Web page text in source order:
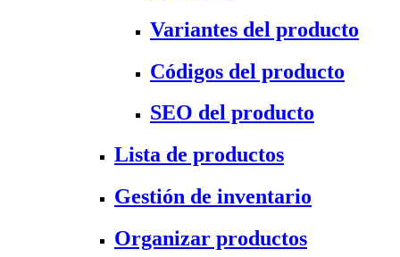
Variantes del producto
Códigos del producto
SEO del producto
Lista de productos
Gestión de inventario
Organizar productos